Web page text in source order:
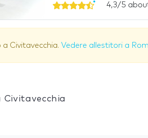
4,3/5
a Civitavecchia. Vedere allestitori a
Civitavecchia